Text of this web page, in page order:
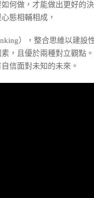
何做，才能做出更好
態相輔相成，
），整合思維以建
，且優於兩種對立觀
信面對未知的未來。